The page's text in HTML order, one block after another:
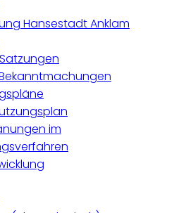
Hansestadt Anklam
im